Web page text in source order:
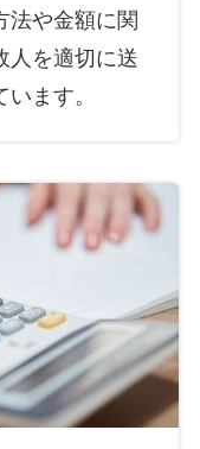
法や金額に関
人を適切に送
ます。